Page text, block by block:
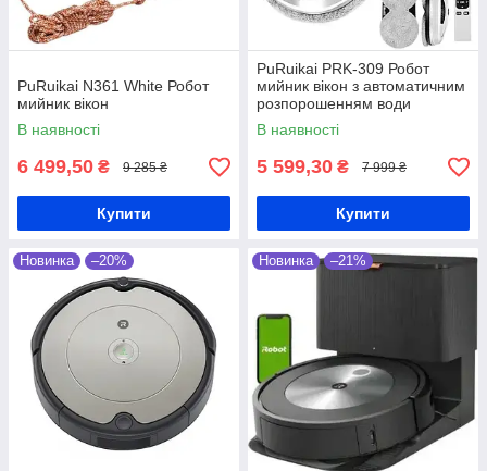
PuRuikai N361 White Робот
мийник вікон
В наявності
6 499,50 ₴ 9 285 ₴
Купити
PuRuikai PRK-309 Робот
мийник вікон з автоматичним
розпорошенням води
В наявності
5 599,30 ₴ 7 999 ₴
Купити
Новинка –20% Новинка –21%